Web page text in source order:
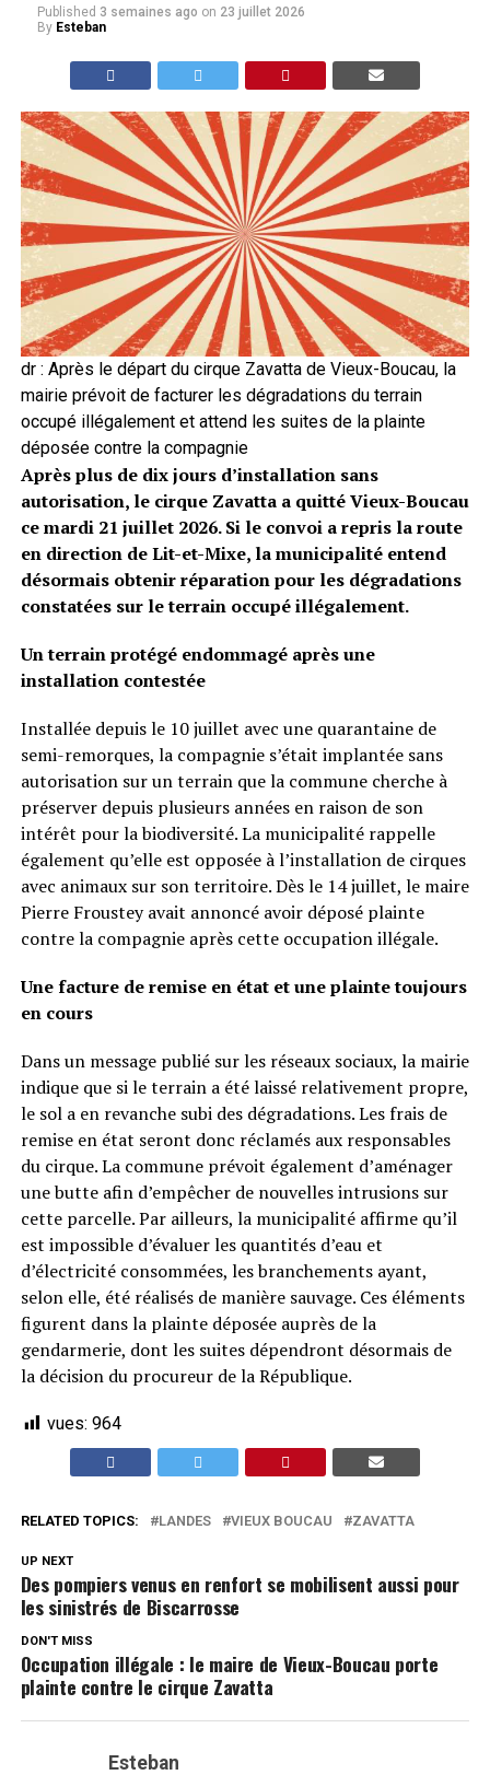
Published 3 semaines ago on 23 juillet 2026
By Esteban
dr : Après le départ du cirque Zavatta de Vieux-Boucau, la
mairie prévoit de facturer les dégradations du terrain
occupé illégalement et attend les suites de la plainte
déposée contre la compagnie
Après plus de dix jours d’installation sans
autorisation, le cirque Zavatta a quitté Vieux-Boucau
ce mardi 21 juillet 2026. Si le convoi a repris la route
en direction de Lit-et-Mixe, la municipalité entend
désormais obtenir réparation pour les dégradations
constatées sur le terrain occupé illégalement.
Un terrain protégé endommagé après une
installation contestée
Installée depuis le 10 juillet avec une quarantaine de
semi-remorques, la compagnie s’était implantée sans
autorisation sur un terrain que la commune cherche à
préserver depuis plusieurs années en raison de son
intérêt pour la biodiversité. La municipalité rappelle
également qu’elle est opposée à l’installation de cirques
avec animaux sur son territoire. Dès le 14 juillet, le maire
Pierre Froustey avait annoncé avoir déposé plainte
contre la compagnie après cette occupation illégale.
Une facture de remise en état et une plainte toujours
en cours
Dans un message publié sur les réseaux sociaux, la mairie
indique que si le terrain a été laissé relativement propre,
le sol a en revanche subi des dégradations. Les frais de
remise en état seront donc réclamés aux responsables
du cirque. La commune prévoit également d’aménager
une butte afin d’empêcher de nouvelles intrusions sur
cette parcelle. Par ailleurs, la municipalité affirme qu’il
est impossible d’évaluer les quantités d’eau et
d’électricité consommées, les branchements ayant,
selon elle, été réalisés de manière sauvage. Ces éléments
figurent dans la plainte déposée auprès de la
gendarmerie, dont les suites dépendront désormais de
la décision du procureur de la République.
vues: 964
RELATED TOPICS: LANDES VIEUX BOUCAU ZAVATTA
UP NEXT
Des pompiers venus en renfort se mobilisent aussi pour
les sinistrés de Biscarrosse
DON'T MISS
Occupation illégale : le maire de Vieux-Boucau porte
plainte contre le cirque Zavatta
Esteban